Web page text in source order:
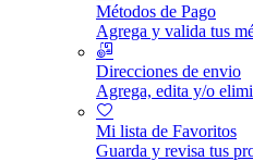
Métodos de Pago
Agrega y valida tus
Direcciones de envio
Agrega, edita y/o
Mi lista de Favoritos
Guarda y revisa tus